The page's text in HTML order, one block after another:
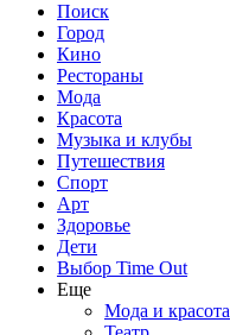
Поиск
Город
Кино
Рестораны
Мода
Красота
Музыка и клубы
Путешествия
Спорт
Арт
Здоровье
Дети
Выбор Time Out
Еще
Мода и красота